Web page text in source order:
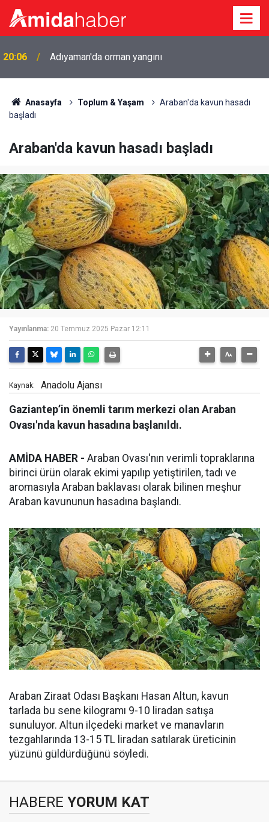
20:06 Adıyaman'da orman yangını
Anasayfa Toplum & Yaşam
Araban'da kavun hasadı
başladı
Araban'da kavun hasadı başladı
Yayınlanma: 20 Temmuz 2025 Pazar 12:11
Kaynak: Anadolu Ajansı
Gaziantep’in önemli tarım merkezi olan Araban
Ovası'nda kavun hasadına başlanıldı.
AMİDA HABER - Araban Ovası'nın verimli topraklarına
birinci ürün olarak ekimi yapılıp yetiştirilen, tadı ve
aromasıyla Araban baklavası olarak bilinen meşhur
Araban kavununun hasadına başlandı.
Araban Ziraat Odası Başkanı Hasan Altun, kavun
tarlada bu sene kilogramı 9-10 liradan satışa
sunuluyor. Altun ilçedeki market ve manavların
tezgahlarında 13-15 TL liradan satılarak üreticinin
yüzünü güldürdüğünü söyledi.
HABERE YORUM KAT